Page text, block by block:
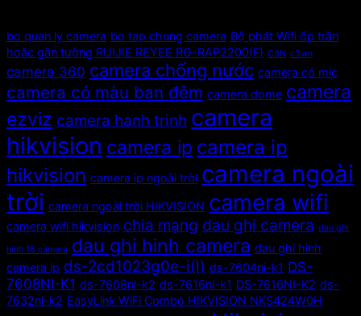
bo quan ly camera bo tap chung camera Bộ phát Wifi ốp trần
hoặc gắn tường RUIJIE REYEE RG-RAP2200(F) C3N c3wn
camera 360 camera chống nước camera có mic
camera có màu ban đêm camera dome camera
ezviz camera hanh trinh camera
hikvision camera ip camera ip
hikvision camera ip ngoài trời camera ngoài
trời camera ngoài trời HIKVISION camera wifi
camera wifi hikvision chia mạng dau ghi camera dau ghi
hinh 16 camera dau ghi hinh camera dau ghi hinh
camera ip ds-2cd1023g0e-i(l) ds-7604ni-k1 DS-
7608NI-K1 ds-7608ni-k2 ds-7616ni-k1 DS-7616NI-K2 ds-
7632ni-k2 EasyLink WiFi Combo HIKVISION NKS424W0H